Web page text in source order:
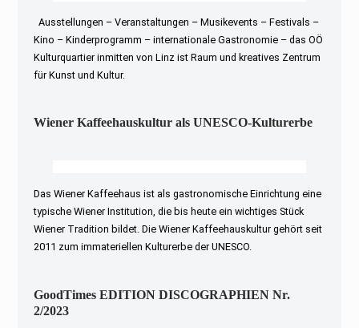
Ausstellungen – Veranstaltungen – Musikevents – Festivals –
Kino – Kinderprogramm – internationale Gastronomie – das OÖ
Kulturquartier inmitten von Linz ist Raum und kreatives Zentrum
für Kunst und Kultur.
Wiener Kaffeehauskultur als UNESCO-Kulturerbe
Das Wiener Kaffeehaus ist als gastronomische Einrichtung eine
typische Wiener Institution, die bis heute ein wichtiges Stück
Wiener Tradition bildet. Die Wiener Kaffeehauskultur gehört seit
2011 zum immateriellen Kulturerbe der UNESCO.
GoodTimes EDITION DISCOGRAPHIEN Nr.
2/2023